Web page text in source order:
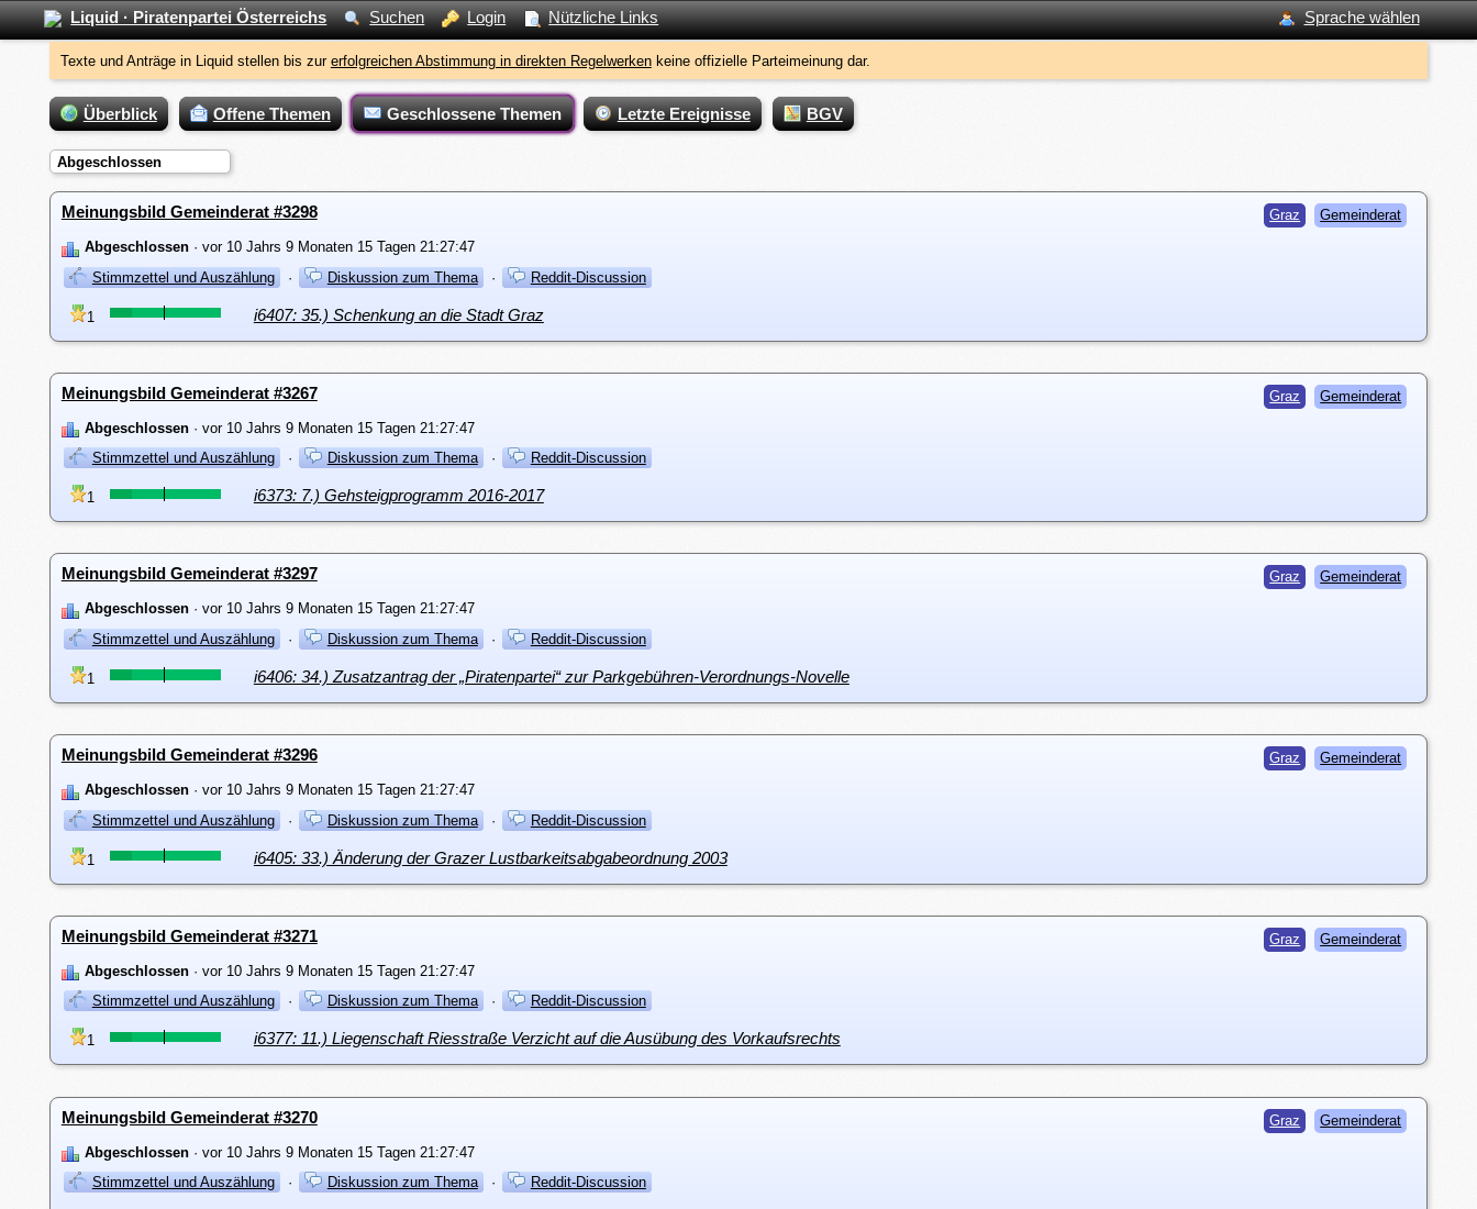
Liquid · Piratenpartei Österreichs Suchen Login Nützliche Links Sprache wählen
Texte und Anträge in Liquid stellen bis zur erfolgreichen Abstimmung in direkten Regelwerkenkeine offizielle Parteimeinung dar.
Überblick Offene Themen Geschlossene Themen Letzte Ereignisse BGV
Abgeschlossen
Graz Gemeinderat
Meinungsbild Gemeinderat #3298
Abgeschlossen· vor 10 Jahrs 9 Monaten 15 Tagen 21:27:47
Stimmzettel und Auszählung
· Diskussion zum Thema · Reddit-Discussion
1 i6407: 35.) Schenkung an die Stadt Graz
Graz Gemeinderat
Meinungsbild Gemeinderat #3267
Abgeschlossen· vor 10 Jahrs 9 Monaten 15 Tagen 21:27:47
Stimmzettel und Auszählung
· Diskussion zum Thema · Reddit-Discussion
1 i6373: 7.) Gehsteigprogramm 2016-2017
Graz Gemeinderat
Meinungsbild Gemeinderat #3297
Abgeschlossen· vor 10 Jahrs 9 Monaten 15 Tagen 21:27:47
Stimmzettel und Auszählung
· Diskussion zum Thema · Reddit-Discussion
1 i6406: 34.) Zusatzantrag der „Piratenpartei“ zur Parkgebühren-Verordnungs-Novelle
Graz Gemeinderat
Meinungsbild Gemeinderat #3296
Abgeschlossen· vor 10 Jahrs 9 Monaten 15 Tagen 21:27:47
Stimmzettel und Auszählung
· Diskussion zum Thema · Reddit-Discussion
1 i6405: 33.) Änderung der Grazer Lustbarkeitsabgabeordnung 2003
Graz Gemeinderat
Meinungsbild Gemeinderat #3271
Abgeschlossen· vor 10 Jahrs 9 Monaten 15 Tagen 21:27:47
Stimmzettel und Auszählung
· Diskussion zum Thema · Reddit-Discussion
1 i6377: 11.) Liegenschaft Riesstraße Verzicht auf die Ausübung des Vorkaufsrechts
Graz Gemeinderat
Meinungsbild Gemeinderat #3270
Abgeschlossen· vor 10 Jahrs 9 Monaten 15 Tagen 21:27:47
Stimmzettel und Auszählung
· Diskussion zum Thema · Reddit-Discussion